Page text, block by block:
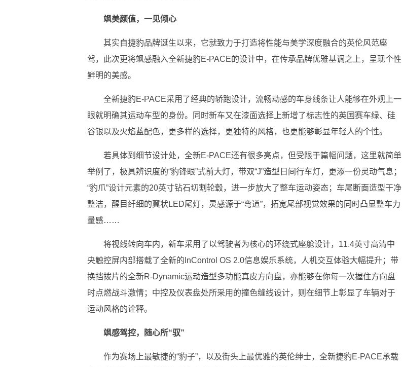
飒美颜值，一见倾心
其实自捷豹品牌诞生以来，它就致力于打造将性能与美学深度融合的英伦风范座
驾，此次更将飒感融入全新捷豹E-PACE的设计中，在传承品牌优雅基调之上，呈现个性
鲜明的美感。
全新捷豹E-PACE采用了经典的轿跑设计，流畅动感的车身线条让人能够在外观上一
眼就明确其运动车型的身份。同时新车又在漆面选择上新增了标志性的英国赛车绿、硅
谷银以及火焰蓝配色，更多样的选择，更独特的风格，也更能够彰显年轻人的个性。
若具体到细节设计处，全新E-PACE还有很多亮点，但受限于篇幅问题，这里就简单
举例了，极具辨识度的“豹锋眼”式前大灯，带双“J”造型日间行车灯，更添一份灵动气息；
“豹爪”设计元素的20英寸钻石切割轮毂，进一步放大了整车运动姿态；车尾断面造型干净
整洁，醒目纤细的翼状LED尾灯，灵感源于“弯道”，拓宽尾部视觉效果的同时凸显整车力
量感……
将视线转向车内，新车采用了以驾驶者为核心的环绕式座舱设计，11.4英寸高清中
央触控屏内部搭载了全新的InControl OS 2.0信息娱乐系统，人机交互体验大幅提升；带
换挡拨片的全新R-Dynamic运动造型多功能真皮方向盘，亦能够在你每一次握住方向盘
时点燃战斗激情；中控及仪表盘处所采用的撞色缝线设计，则在细节上彰显了车辆对于
运动风格的诠释。
飒感驾控，随心所“驭”
作为赛场上最敏捷的“豹子”，以及街头上最优雅的英伦绅士，全新捷豹E-PACE承载